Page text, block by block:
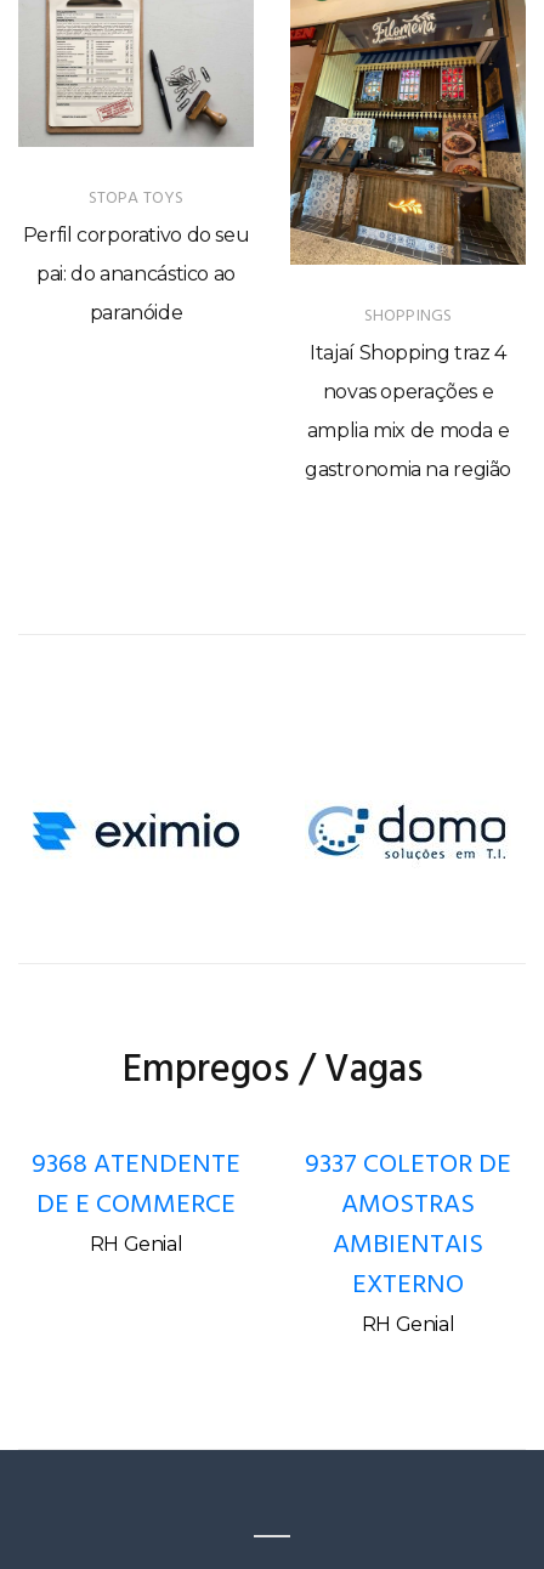
STOPA TOYS
Perfil corporativo do seu
pai: do anancástico ao
paranóide
SHOPPINGS
Itajaí Shopping traz 4
novas operações e
amplia mix de moda e
gastronomia na região
Empregos / Vagas
9368 ATENDENTE
DE E COMMERCE
RH Genial
9337 COLETOR DE
AMOSTRAS
AMBIENTAIS
EXTERNO
RH Genial